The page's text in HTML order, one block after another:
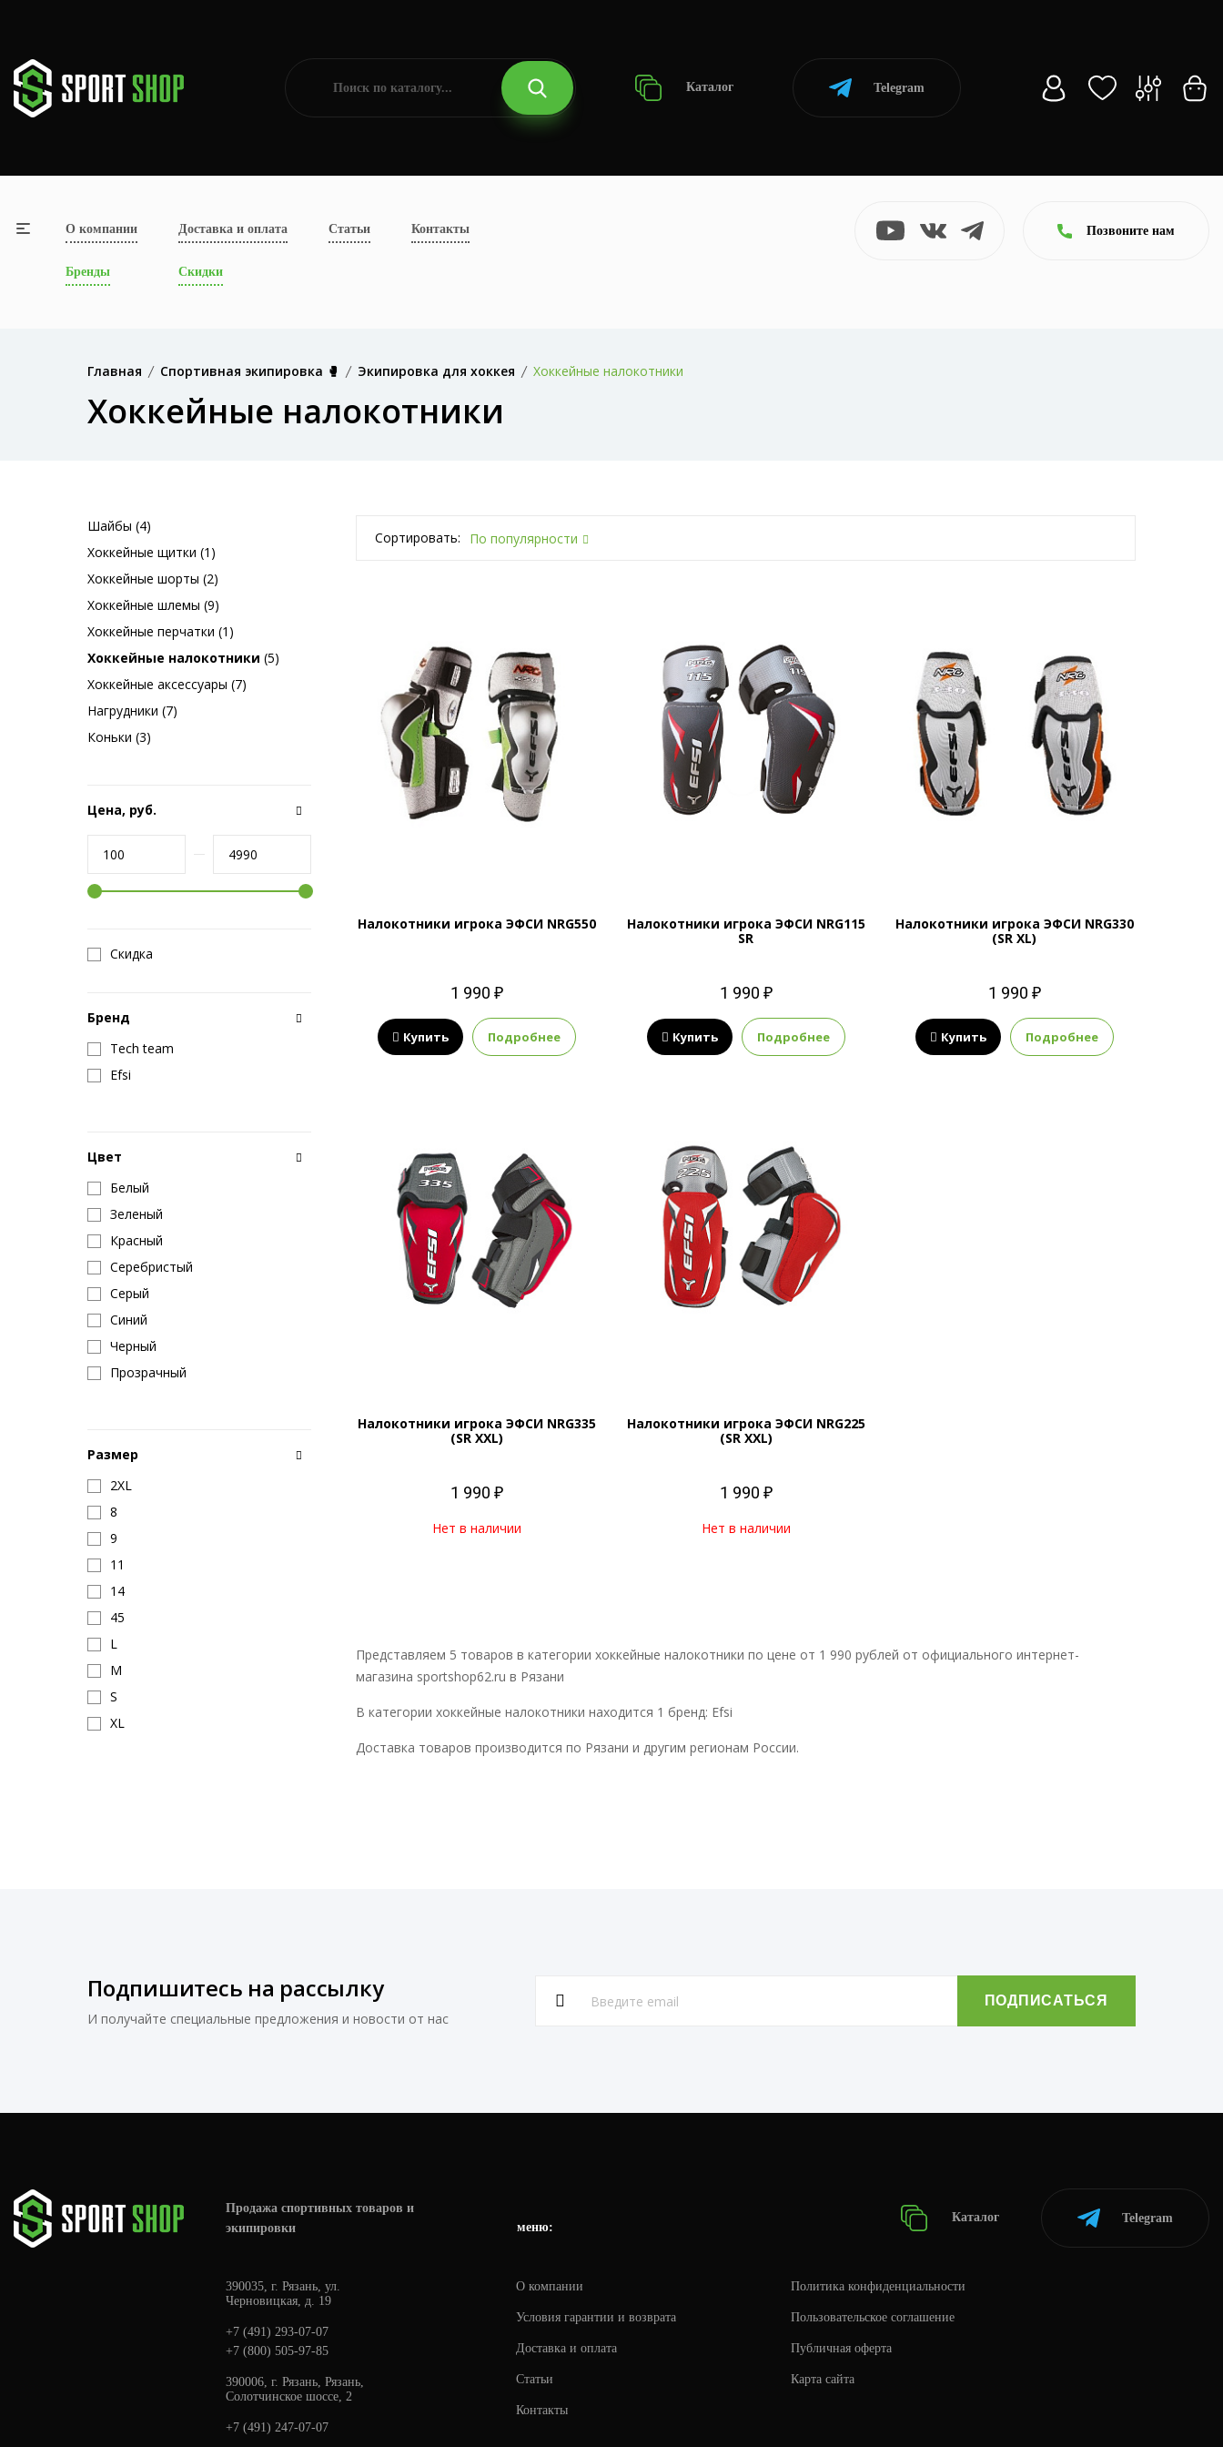
Каталог Telegram
О компании Доставка и оплата Статьи Контакты
Бренды Скидки
Позвоните нам
Главная Спортивная экипировка 🥊 Экипировка для хоккея Хоккейные налокотники
Хоккейные налокотники
Шайбы (4)
Хоккейные щитки (1)
Хоккейные шорты (2)
Хоккейные шлемы (9)
Хоккейные перчатки (1)
Хоккейные налокотники (5)
Хоккейные аксессуары (7)
Нагрудники (7)
Коньки (3)
Цена, руб.
Скидка
Бренд
Tech team
Efsi
Цвет
Белый
Зеленый
Красный
Серебристый
Серый
Синий
Черный
Прозрачный
Размер
2XL
8
9
11
14
45
L
M
S
XL
Сортировать: По популярности
Налокотники игрока ЭФСИ NRG550
1 990 ₽
Купить Подробнее
Налокотники игрока ЭФСИ NRG115
SR
1 990 ₽
Купить Подробнее
Налокотники игрока ЭФСИ NRG330
(SR XL)
1 990 ₽
Купить Подробнее
Налокотники игрока ЭФСИ NRG335
(SR XXL)
1 990 ₽
Нет в наличии
Налокотники игрока ЭФСИ NRG225
(SR XXL)
1 990 ₽
Нет в наличии
Представляем 5 товаров в категории хоккейные налокотники по цене от 1 990 рублей от официального интернет-
магазина sportshop62.ru в Рязани
В категории хоккейные налокотники находится 1 бренд: Efsi
Доставка товаров производится по Рязани и другим регионам России.
Подпишитесь на рассылку
И получайте специальные предложения и новости от нас
Продажа спортивных товаров и
экипировки
меню:
Каталог Telegram
390035, г. Рязань, ул.
Черновицкая, д. 19
+7 (491) 293-07-07
+7 (800) 505-97-85
390006, г. Рязань, Рязань,
Солотчинское шоссе, 2
+7 (491) 247-07-07
О компании
Условия гарантии и возврата
Доставка и оплата
Статьи
Контакты
Политика конфиденциальности
Пользовательское соглашение
Публичная оферта
Карта сайта